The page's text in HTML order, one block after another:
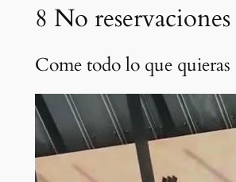
8 No reservaciones
Come todo lo que quieras